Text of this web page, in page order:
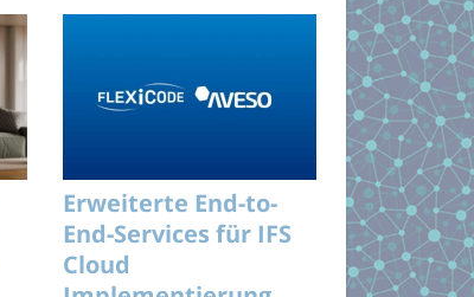
Erweiterte End-to-
End-Services für IFS
Cloud